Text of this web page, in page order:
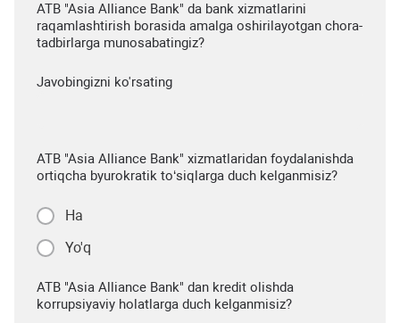
ATB "Asia Alliance Bank" da bank xizmatlarini
raqamlashtirish borasida amalga oshirilayotgan chora-
tadbirlarga munosabatingiz?
Javobingizni ko'rsating
ATB "Asia Alliance Bank" xizmatlaridan foydalanishda
ortiqcha byurokratik to‘siqlarga duch kelganmisiz?
Ha
Yo'q
ATB "Asia Alliance Bank" dan kredit olishda
korrupsiyaviy holatlarga duch kelganmisiz?